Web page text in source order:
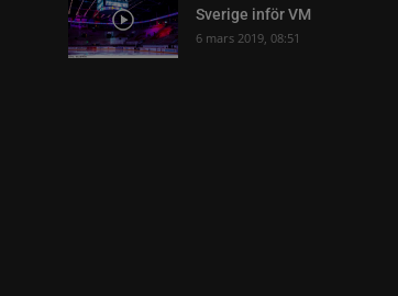
Sverige inför VM
6 mars 2019, 08:51